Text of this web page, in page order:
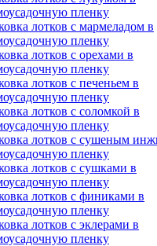
пленку
лотков с мармеладом в
пленку
лотков с орехами в
пленку
лотков с печеньем в
пленку
лотков с соломкой в
пленку
лотков с сушеным
пленку
лотков с сушками в
пленку
лотков с финиками в
пленку
лотков с эклерами в
пленку